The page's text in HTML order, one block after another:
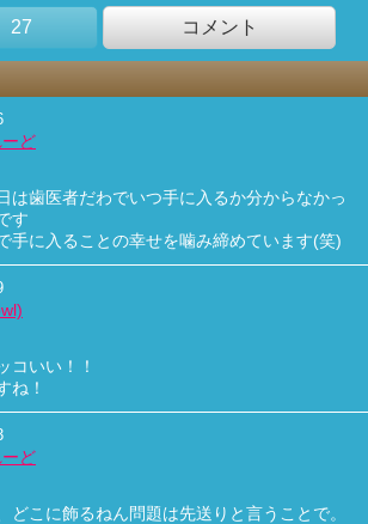
27 コメント
ど
は歯医者だわでいつ手に入るか分からなかっ
す
手に入ることの幸せを噛み締めています(笑)
コいい！！
ね！
ど
どこに飾るねん問題は先送りと言うことで。